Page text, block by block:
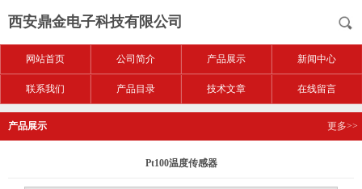
西安鼎金电子科技有限公司
网站首页 公司简介 产品展示 新闻中心
联系我们 产品目录 技术文章 在线留言
产品展示 更多>>
Pt100温度传感器